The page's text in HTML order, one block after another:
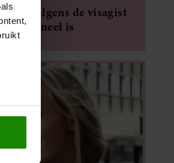
volgens de visagist
is